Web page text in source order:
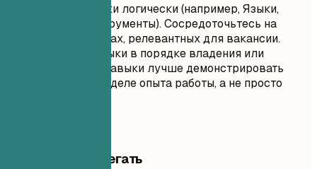
Группируйте навыки логически (например, Языки,
Фреймворки, Инструменты). Сосредоточьтесь на
технических навыках, релевантных для вакансии.
Перечисляйте навыки в порядке владения или
важности. Гибкие навыки лучше демонстрировать
через пункты в разделе опыта работы, а не просто
Чего лучше избегать